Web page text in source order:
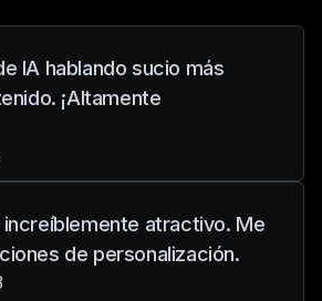
fantasías.
IA hablando sucio más
¡Altamente
atractivo. Me
de personalización.